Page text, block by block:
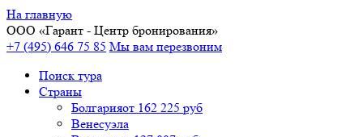
На главную
ООО «Гарант - Центр бронирования»
+7 (495) 646 75 85 Мы вам перезвоним
Поиск тура
Cтраны
Болгарияот 162 225 руб
Венесуэла